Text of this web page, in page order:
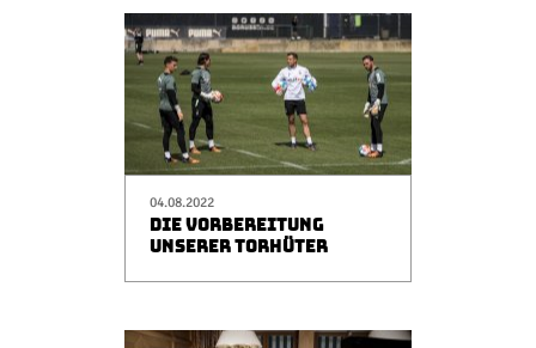
04.08.2022
DIE VORBEREITUNG
UNSERER TORHÜTER